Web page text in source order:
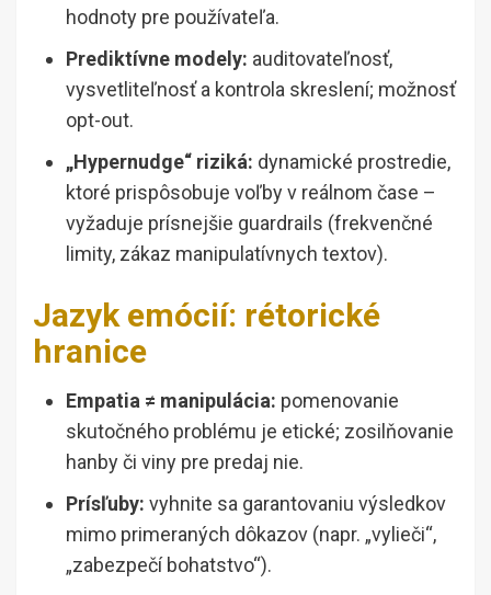
hodnoty pre používateľa.
Prediktívne modely: auditovateľnosť,
vysvetliteľnosť a kontrola skreslení; možnosť
opt-out.
„Hypernudge“ riziká: dynamické prostredie,
ktoré prispôsobuje voľby v reálnom čase –
vyžaduje prísnejšie guardrails (frekvenčné
limity, zákaz manipulatívnych textov).
Jazyk emócií: rétorické
hranice
Empatia ≠ manipulácia: pomenovanie
skutočného problému je etické; zosilňovanie
hanby či viny pre predaj nie.
Prísľuby: vyhnite sa garantovaniu výsledkov
mimo primeraných dôkazov (napr. „vylieči“,
„zabezpečí bohatstvo“).